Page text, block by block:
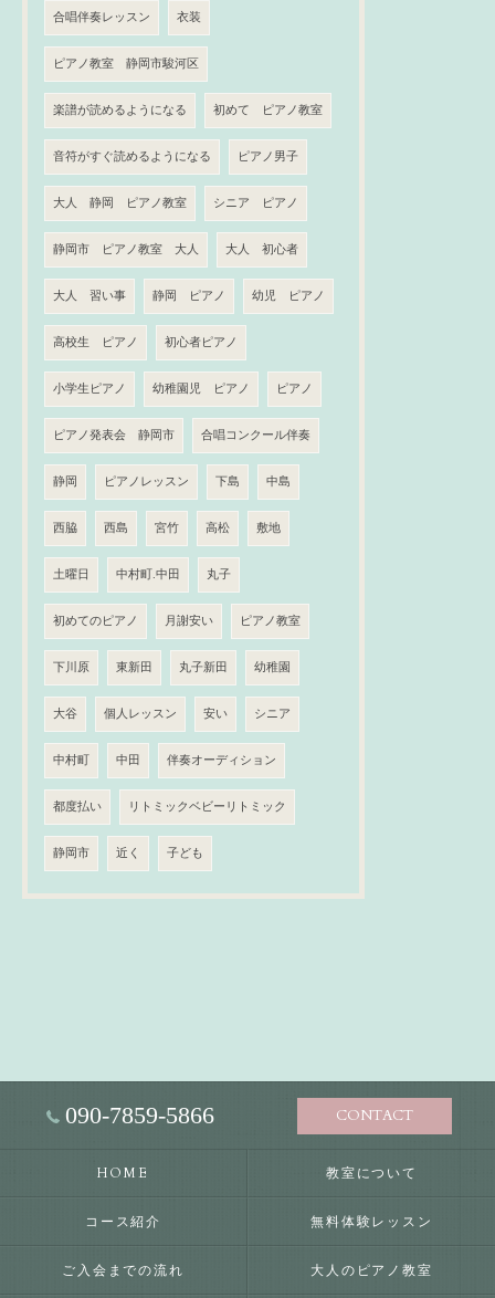
合唱伴奏レッスン 衣装
ピアノ教室 静岡市駿河区
楽譜が読めるようになる 初めて ピアノ教室
音符がすぐ読めるようになる ピアノ男子
大人 静岡 ピアノ教室 シニア ピアノ
静岡市 ピアノ教室 大人 大人 初心者
大人 習い事 静岡 ピアノ 幼児 ピアノ
高校生 ピアノ 初心者ピアノ
小学生ピアノ 幼稚園児 ピアノ ピアノ
ピアノ発表会 静岡市 合唱コンクール伴奏
静岡 ピアノレッスン 下島 中島
西脇 西島 宮竹 高松 敷地
土曜日 中村町.中田 丸子
初めてのピアノ 月謝安い ピアノ教室
下川原 東新田 丸子新田 幼稚園
大谷 個人レッスン 安い シニア
中村町 中田 伴奏オーディション
都度払い リトミックベビーリトミック
静岡市 近く 子ども
090-7859-5866 CONTACT
HOME 教室について
コース紹介 無料体験レッスン
ご入会までの流れ 大人のピアノ教室